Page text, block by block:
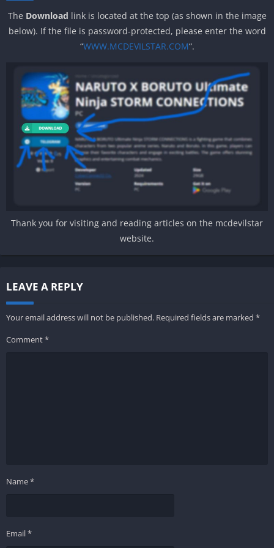
The Download link is located at the top (as shown in the image
below). If the file is password-protected, please enter the word
“WWW.MCDEVILSTAR.COM“.
Thank you for visiting and reading articles on the mcdevilstar
website.
LEAVE A REPLY
Your email address will not be published. Required fields are marked *
Comment*
Name*
Email*